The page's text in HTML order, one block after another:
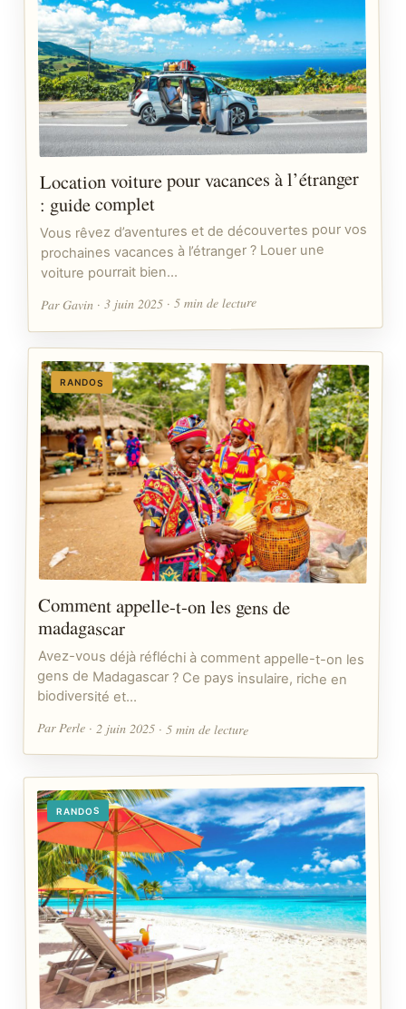
Location voiture pour vacances à l’étranger
: guide complet
Vous rêvez d’aventures et de découvertes pour vos
prochaines vacances à l’étranger ? Louer une
voiture pourrait bien…
Par Gavin · 3 juin 2025 · 5 min de lecture
RANDOS
Comment appelle-t-on les gens de
madagascar
Avez-vous déjà réfléchi à comment appelle-t-on les
gens de Madagascar ? Ce pays insulaire, riche en
biodiversité et…
Par Perle · 2 juin 2025 · 5 min de lecture
RANDOS